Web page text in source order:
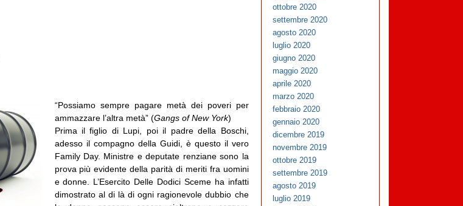
“Possiamo sempre pagare metà dei poveri per
ammazzare l’altra metà” (Gangs of New York)
Prima il figlio di Lupi, poi il padre della Boschi,
adesso il compagno della Guidi, è questo il vero
Family Day. Ministre e deputate renziane sono la
prova più evidente della parità di meriti fra uomini
e donne. L’Esercito Delle Dodici Sceme ha infatti
dimostrato al di là di ogni ragionevole dubbio che
ottobre 2020
settembre 2020
agosto 2020
luglio 2020
giugno 2020
maggio 2020
aprile 2020
marzo 2020
febbraio 2020
gennaio 2020
dicembre 2019
novembre 2019
ottobre 2019
settembre 2019
agosto 2019
luglio 2019